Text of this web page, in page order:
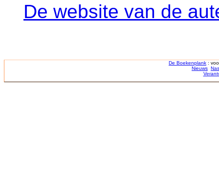
De website van de
De Boekenplank :
Nieuws